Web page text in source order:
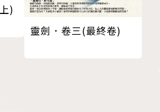
灣師大社教系新聞組畢業，清
業。曾任《誠品好讀》編輯、
)
靈劍．卷三(最終卷)